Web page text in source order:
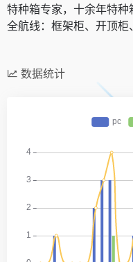
特种箱专家，十余年特
全航线：框架柜、开顶柜
数据统计